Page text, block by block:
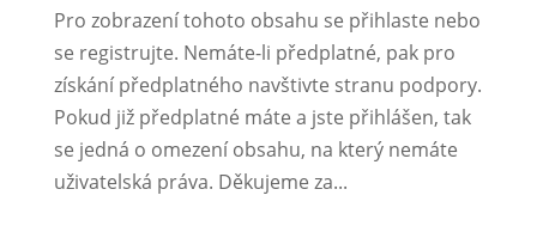
Pro zobrazení tohoto obsahu se přihlaste nebo
se registrujte. Nemáte-li předplatné, pak pro
získání předplatného navštivte stranu podpory.
Pokud již předplatné máte a jste přihlášen, tak
se jedná o omezení obsahu, na který nemáte
uživatelská práva. Děkujeme za...